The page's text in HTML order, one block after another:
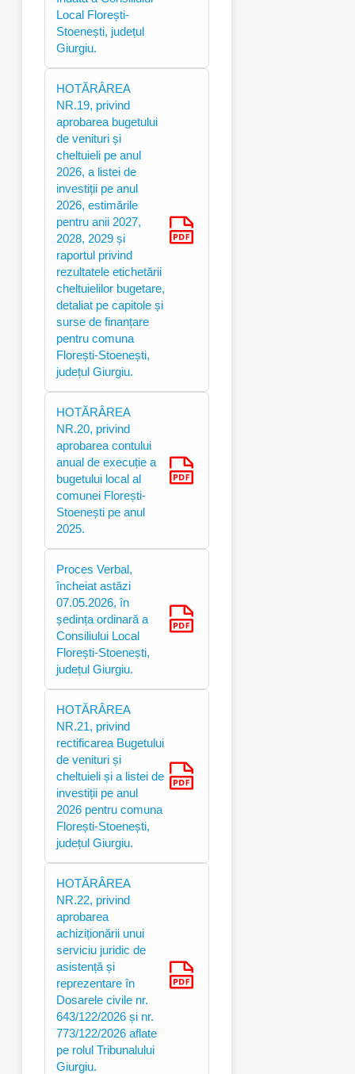
Local Florești-
Stoenești, județul
Giurgiu.
HOTĂRÂREA
NR.19, privind
aprobarea bugetului
de venituri și
cheltuieli pe anul
2026, a listei de
investiții pe anul
2026, estimările
pentru anii 2027,
2028, 2029 și
raportul privind
rezultatele etichetării
cheltuielilor bugetare,
detaliat pe capitole și
surse de finanțare
pentru comuna
Florești-Stoenești,
județul Giurgiu.
HOTĂRÂREA
NR.20, privind
aprobarea contului
anual de execuție a
bugetului local al
comunei Florești-
Stoenești pe anul
2025.
Proces Verbal,
încheiat astăzi
07.05.2026, în
ședința ordinară a
Consiliului Local
Florești-Stoenești,
județul Giurgiu.
HOTĂRÂREA
NR.21, privind
rectificarea Bugetului
de venituri și
cheltuieli și a listei de
investiții pe anul
2026 pentru comuna
Florești-Stoenești,
județul Giurgiu.
HOTĂRÂREA
NR.22, privind
aprobarea
achiziționării unui
serviciu juridic de
asistență și
reprezentare în
Dosarele civile nr.
643/122/2026 și nr.
773/122/2026 aflate
pe rolul Tribunalului
Giurgiu.